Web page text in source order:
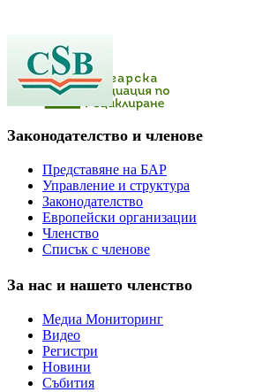
Законодателство и членове
Представяне на БАР
Управление и структура
Законодателство
Европейски организации
Членство
Списък с членове
За нас и нашето членство
Медиа Мониторинг
Видео
Регистри
Новини
Събития